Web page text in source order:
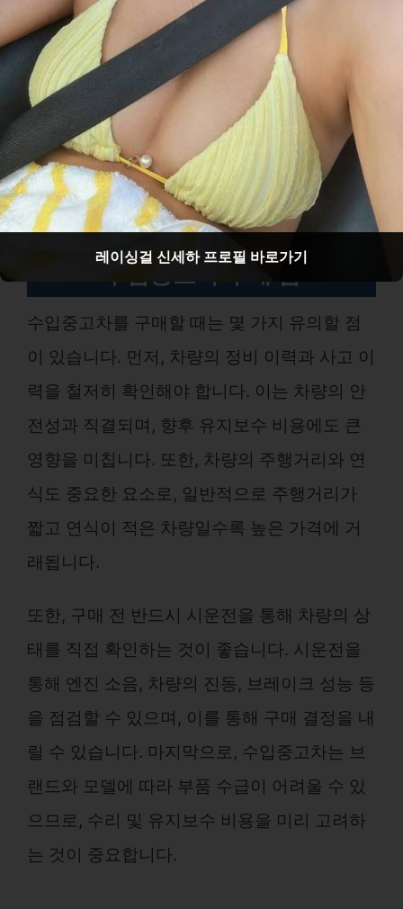
행 환경이 다양하기 때문입니다. 따라서, 연비
가 좋은 일본 차량들이 대구에서 높은 인기를
누리고 있으며, 이러한 경향은 당분간 지속될
것으로 보입니다.
수입중고차 구매 팁
수입중고차를 구매할 때는 몇 가지 유의할 점
이 있습니다. 먼저, 차량의 정비 이력과 사고 이
력을 철저히 확인해야 합니다. 이는 차량의 안
전성과 직결되며, 향후 유지보수 비용에도 큰
영향을 미칩니다. 또한, 차량의 주행거리와 연
식도 중요한 요소로, 일반적으로 주행거리가
짧고 연식이 적은 차량일수록 높은 가격에 거
래됩니다.
또한, 구매 전 반드시 시운전을 통해 차량의 상
태를 직접 확인하는 것이 좋습니다. 시운전을
통해 엔진 소음, 차량의 진동, 브레이크 성능 등
을 점검할 수 있으며, 이를 통해 구매 결정을 내
릴 수 있습니다. 마지막으로, 수입중고차는 브
랜드와 모델에 따라 부품 수급이 어려울 수 있
으므로, 수리 및 유지보수 비용을 미리 고려하
는 것이 중요합니다.
레이싱걸 신세하 프로필 바로가기